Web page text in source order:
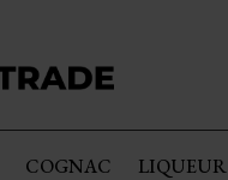
COGNAC LIQUEUR